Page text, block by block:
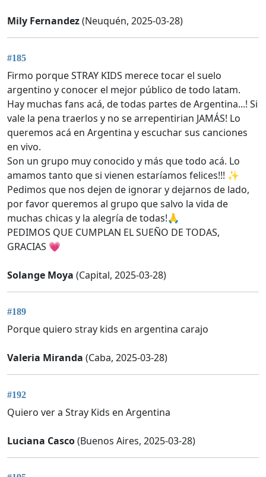
Mily Fernandez(Neuquén, 2025-03-28)
#185
Firmo porque STRAY KIDS merece tocar el suelo
argentino y conocer el mejor público de todo latam.
Hay muchas fans acá, de todas partes de Argentina...! Si
vale la pena traerlos y no se arrepentirian JAMÁS! Lo
queremos acá en Argentina y escuchar sus canciones
en vivo.
Son un grupo muy conocido y más que todo acá. Lo
amamos tanto que si vienen estaríamos felices!!! ✨
Pedimos que nos dejen de ignorar y dejarnos de lado,
por favor queremos al grupo que salvo la vida de
muchas chicas y la alegría de todas!🙏
PEDIMOS QUE CUMPLAN EL SUEÑO DE TODAS,
GRACIAS 💗
Solange Moya (Capital, 2025-03-28)
#189
Porque quiero stray kids en argentina carajo
Valeria Miranda (Caba, 2025-03-28)
#192
Quiero ver a Stray Kids en Argentina
Luciana Casco(Buenos Aires, 2025-03-28)